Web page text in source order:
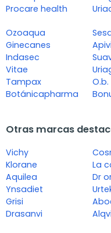
Procare health
Ozoaqua
Ginecanes
Indasec
Vitae
Tampax
Botánicapharma
O.b.
Otras marcas
Vichy
Klorane
Aquilea
Ynsadiet
Grisi
Drasanvi
La
Dr